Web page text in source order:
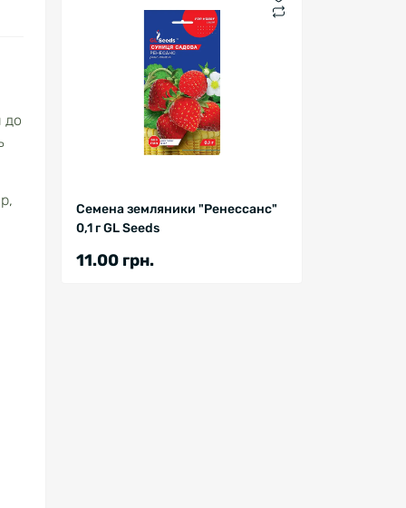
Семена земляники "Ренессанс"
0,1 г GL Seeds
11.00 грн.
до